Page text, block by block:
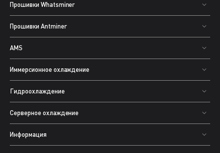
Прошивки Whatsminer
Прошивки Antminer
AMS
Иммерсионное охлаждение
Гидроохлаждение
Серверное охлаждение
Информация